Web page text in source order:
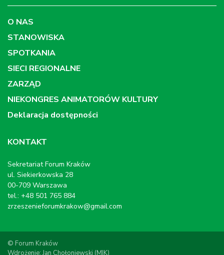
O NAS
STANOWISKA
SPOTKANIA
SIECI REGIONALNE
ZARZĄD
NIEKONGRES ANIMATORÓW KULTURY
Deklaracja dostępności
KONTAKT
Sekretariat Forum Kraków
ul. Siekierkowska 28
00-709 Warszawa
tel.: +48 501 765 884
zrzeszenieforumkrakow@gmail.com
© Forum Kraków
Wdrożenie: Jan Chołoniewski (MIK)